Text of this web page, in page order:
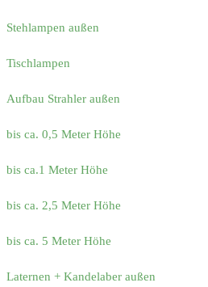
Stehlampen außen
Tischlampen
Aufbau Strahler außen
bis ca. 0,5 Meter Höhe
bis ca.1 Meter Höhe
bis ca. 2,5 Meter Höhe
bis ca. 5 Meter Höhe
Laternen + Kandelaber außen